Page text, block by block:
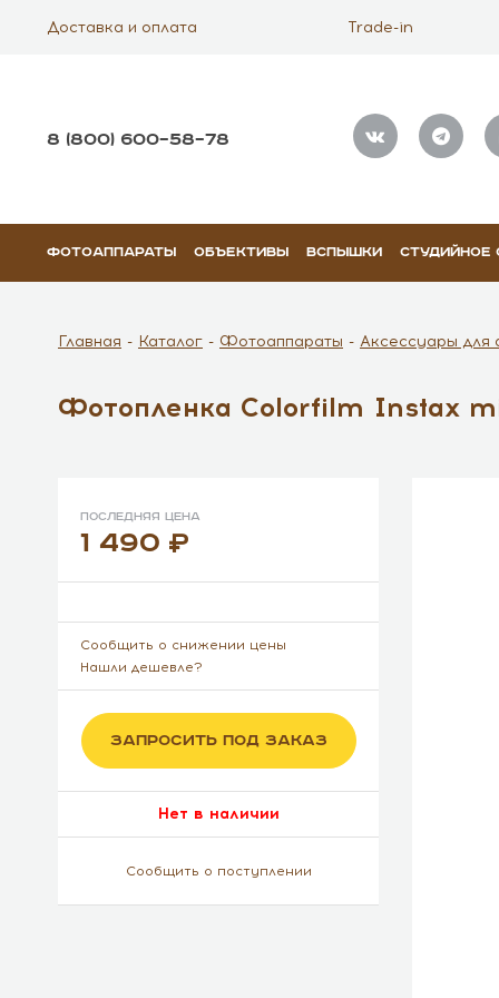
Доставка и оплата Trade-in
8 (800) 600–58–78
ФОТОАППАРАТЫ ОБЪЕКТИВЫ ВСПЫШКИ СТУДИЙНОЕ
Главная Каталог Фотоаппараты Аксессуары для
Фотопленка Colorfilm Instax
Последняя цена
1 490
Сообщить о снижении цены
Нашли дешевле?
ЗАПРОСИТЬ ПОД ЗАКАЗ
Нет в наличии
Сообщить о поступлении